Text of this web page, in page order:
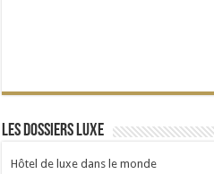
Les dossiers Luxe
Hôtel de luxe dans le monde